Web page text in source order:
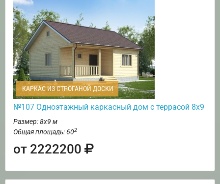
КАРКАС ИЗ СТРОГАНОЙ ДОСКИ
№107 Одноэтажный каркасный дом с террасой 8х9
Размер: 8х9 м
Общая площадь: 602
от 2222200